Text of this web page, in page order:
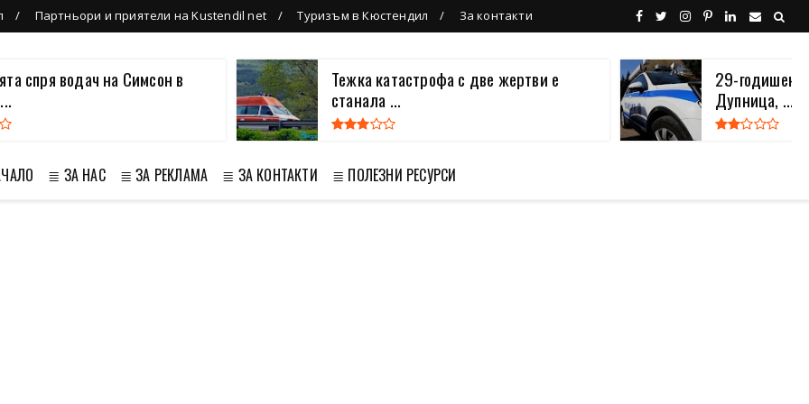
Партньори и приятели на Kustendil net Туризъм в Кюстендил За контакти
спря водач на Симсон в
Тежка катастрофа с две жертви е
станала ...
29-годишен
Дупница, ...
≣ ЗА НАС ≣ ЗА РЕКЛАМА ≣ ЗА КОНТАКТИ ≣ ПОЛЕЗНИ РЕСУРСИ